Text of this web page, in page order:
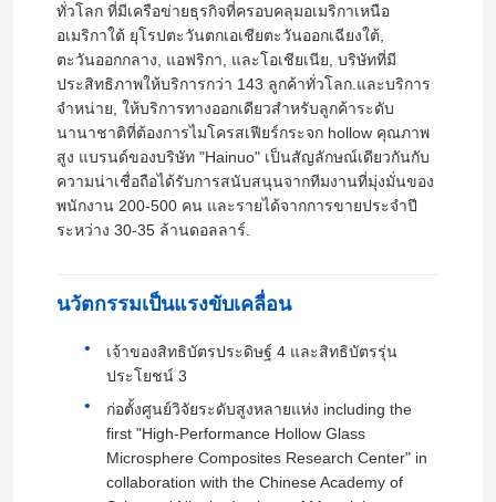
ทั่วโลก ที่มีเครือข่ายธุรกิจที่ครอบคลุมอเมริกาเหนือ
อเมริกาใต้ ยุโรปตะวันตกเอเชียตะวันออกเฉียงใต้,
ตะวันออกกลาง, แอฟริกา, และโอเชียเนีย, บริษัทที่มี
ประสิทธิภาพให้บริการกว่า 143 ลูกค้าทั่วโลก.และบริการ
จําหน่าย, ให้บริการทางออกเดียวสําหรับลูกค้าระดับ
นานาชาติที่ต้องการไมโครสเฟียร์กระจก hollow คุณภาพ
สูง แบรนด์ของบริษัท "Hainuo" เป็นสัญลักษณ์เดียวกันกับ
ความน่าเชื่อถือได้รับการสนับสนุนจากทีมงานที่มุ่งมั่นของ
พนักงาน 200-500 คน และรายได้จากการขายประจําปี
ระหว่าง 30-35 ล้านดอลลาร์.
นวัตกรรมเป็นแรงขับเคลื่อน
เจ้าของสิทธิบัตรประดิษฐ์ 4 และสิทธิบัตรรุ่น
ประโยชน์ 3
ก่อตั้งศูนย์วิจัยระดับสูงหลายแห่ง including the
first "High-Performance Hollow Glass
Microsphere Composites Research Center" in
collaboration with the Chinese Academy of